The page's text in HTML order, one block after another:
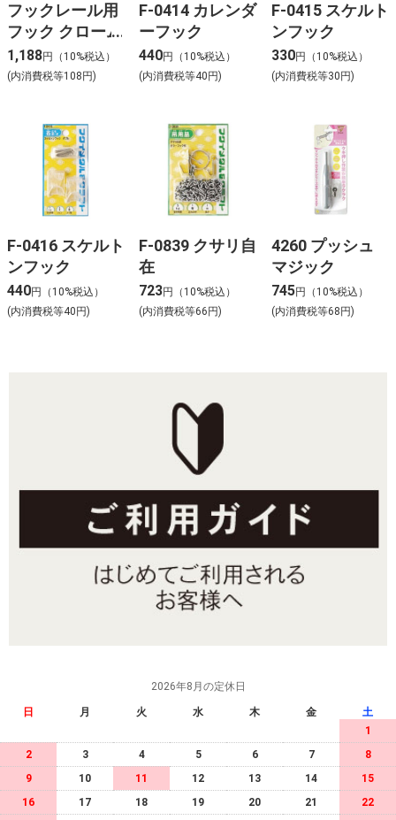
フックレール用
フック クローム
1,188円（10%税込）
(内消費税等108円)
F-0414 カレンダ
ーフック
440円（10%税込）
(内消費税等40円)
F-0415 スケルト
ンフック
330円（10%税込）
(内消費税等30円)
F-0416 スケルト
ンフック
440円（10%税込）
(内消費税等40円)
F-0839 クサリ自
在
723円（10%税込）
(内消費税等66円)
4260 プッシュ
マジック
745円（10%税込）
(内消費税等68円)
2026年8月の定休日
日 月 火 水 木 金
土
1
2
3 4 5 6 7
8
9
10 11 12 13 14
15
16
17 18 19 20 21
22